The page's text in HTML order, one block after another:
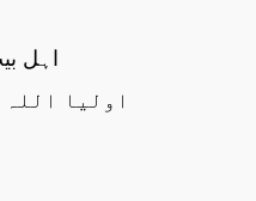
اہل
اولیا